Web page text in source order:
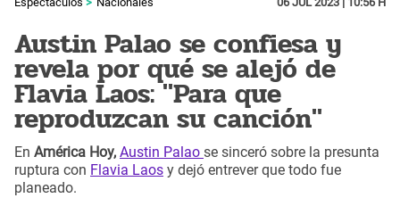
Austin Palao se confiesa y
revela por qué se alejó de
Flavia Laos: "Para que
reproduzcan su canción"
En América Hoy, Austin Palao se sinceró sobre la presunta
ruptura con Flavia Laos y dejó entrever que todo fue
planeado.